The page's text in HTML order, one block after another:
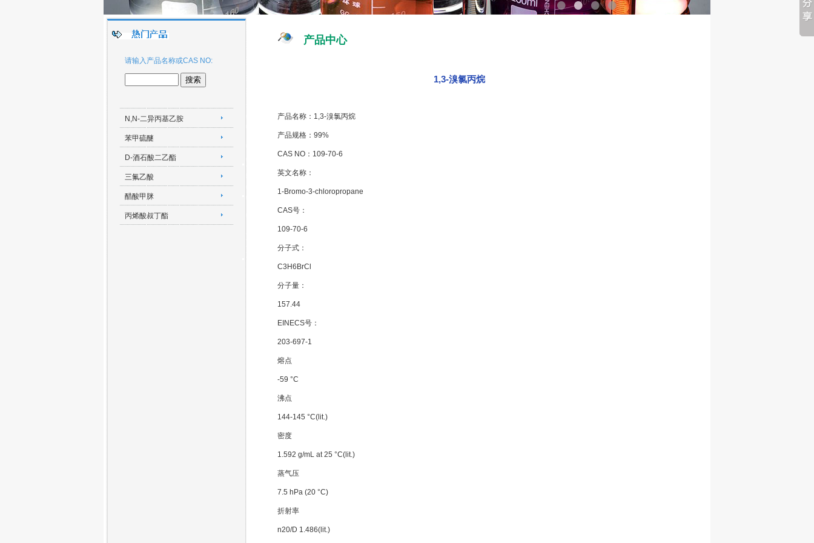
请输入产品名称或CAS NO:
N,N-二异丙基乙胺
苯甲硫醚
D-酒石酸二乙酯
三氟乙酸
醋酸甲脒
丙烯酸叔丁酯
产品中心
1,3-溴氯丙烷
产品名称：1,3-溴氯丙烷
产品规格：99%
CAS NO：109-70-6
英文名称：
1-Bromo-3-chloropropane
CAS号：
109-70-6
分子式：
C3H6BrCl
分子量：
157.44
EINECS号：
203-697-1
熔点
-59 °C
沸点
144-145 °C(lit.)
密度
1.592 g/mL at 25 °C(lit.)
蒸气压
7.5 hPa (20 °C)
折射率
n20/D 1.486(lit.)